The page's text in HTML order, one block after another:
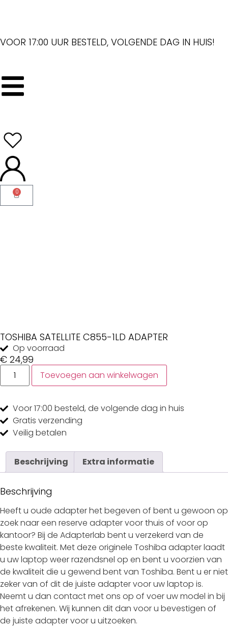
VOOR 17:00 UUR BESTELD, VOLGENDE DAG IN HUIS!
0
TOSHIBA SATELLITE C855-1LD ADAPTER
Op voorraad
€ 24,99
Toevoegen aan winkelwagen
Voor 17:00 besteld, de volgende dag in huis
Gratis verzending
Veilig betalen
Beschrijving Extra informatie
Beschrijving
Heeft u oude adapter het begeven of bent u gewoon op
zoek naar een reserve adapter voor thuis of voor op
kantoor? Bij de Adapterlab bent u verzekerd van de
beste kwaliteit. Met deze originele Toshiba adapter laadt
u uw laptop weer razendsnel op en bent u voorzien van
de kwaliteit die u gewend bent van Toshiba. Bent u er niet
zeker van of dit de juiste adapter voor uw laptop is.
Neemt u dan contact met ons op of voer uw model in bij
het afrekenen. Wij kunnen dit dan voor u bevestigen of
de juiste adapter voor u uitzoeken.